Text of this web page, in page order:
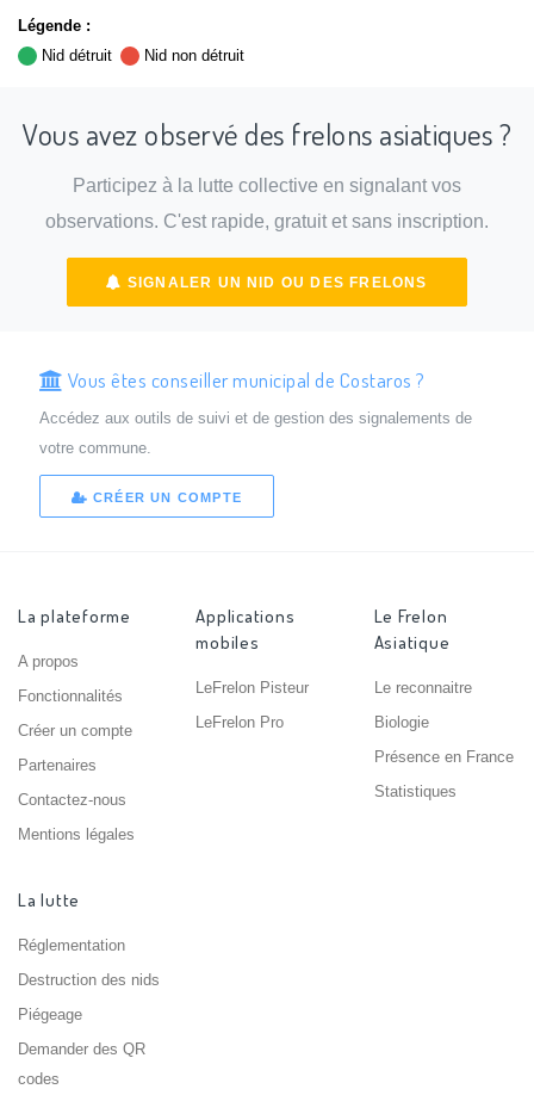
Légende :
Nid détruit
Nid non détruit
Vous avez observé des frelons asiatiques ?
Participez à la lutte collective en signalant vos
observations. C'est rapide, gratuit et sans inscription.
SIGNALER UN NID OU DES FRELONS
Vous êtes conseiller municipal de Costaros ?
Accédez aux outils de suivi et de gestion des signalements de
votre commune.
CRÉER UN COMPTE
La plateforme
A propos
Fonctionnalités
Créer un compte
Partenaires
Contactez-nous
Mentions légales
Applications
mobiles
LeFrelon Pisteur
LeFrelon Pro
Le Frelon
Asiatique
Le reconnaitre
Biologie
Présence en France
Statistiques
La lutte
Réglementation
Destruction des nids
Piégeage
Demander des QR
codes